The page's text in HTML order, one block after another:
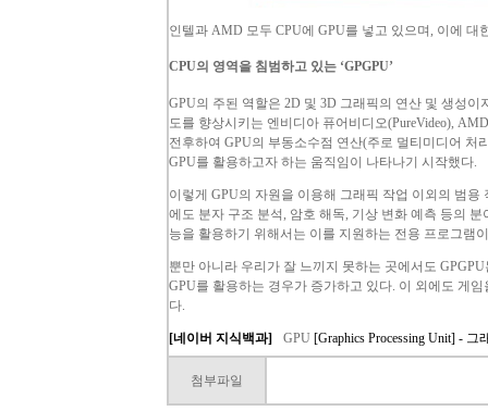
인텔과 AMD 모두 CPU에 GPU를 넣고 있으며, 이에 대
CPU의 영역을 침범하고 있는 ‘GPGPU’
GPU의 주된 역할은 2D 및 3D 그래픽의 연산 및 생성이
도를 향상시키는 엔비디아 퓨어비디오(PureVideo), AMD
전후하여 GPU의 부동소수점 연산(주로 멀티미디어 처
GPU를 활용하고자 하는 움직임이 나타나기 시작했다.
이렇게 GPU의 자원을 이용해 그래픽 작업 이외의 범용
에도 분자 구조 분석, 암호 해독, 기상 변화 예측 등의
능을 활용하기 위해서는 이를 지원하는 전용 프로그램
뿐만 아니라 우리가 잘 느끼지 못하는 곳에서도 GPGPU
GPU를 활용하는 경우가 증가하고 있다. 이 외에도 게
다.
[네이버 지식백과] GPU [Graphics Processing Unit] -
첨부파일